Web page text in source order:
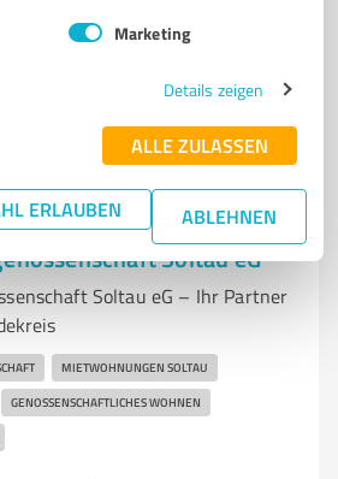
Marketing
Details zeigen
ALLE ZULASSEN
ERLAUBEN ABLEHNEN
fng-immobilien.de/
Soltau eG
Soltau eG – Ihr Partner
MIETWOHNUNGEN SOLTAU
GENOSSENSCHAFTLICHES WOHNEN